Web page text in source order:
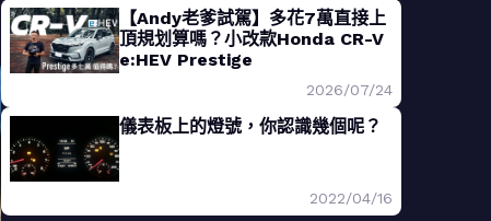
【Andy老爹試駕】多花7萬直接上
頂規划算嗎？小改款Honda CR-V
e:HEV Prestige
2026/07/24
儀表板上的燈號，你認識幾個呢？
2022/04/16